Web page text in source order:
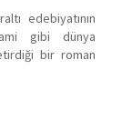
edebiyatının
gibi dünya
bir roman